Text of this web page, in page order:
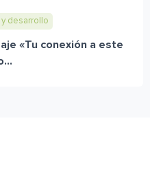
desarrollo
«Tu conexión a este